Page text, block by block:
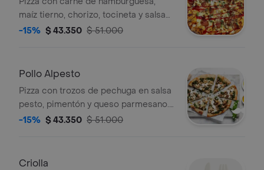
maíz tierno, chorizo, tocineta y salsa
bbq con tamaño a elegir.
-15% $ 43.350 $ 51.000
Pollo Alpesto
Pizza con trozos de pechuga en salsa
pesto, pimentón y queso parmesano.
tamaño a elegir.
-15% $ 43.350 $ 51.000
Criolla